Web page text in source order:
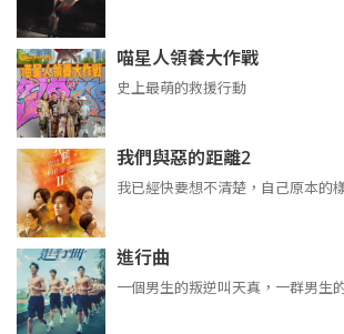
喵星人領養大作戰
史上最萌的救援行動
我們與惡的距離2
我已經快要想不清楚，自己原本的
進行曲
一個男生的叛逆叫天真，一群男生